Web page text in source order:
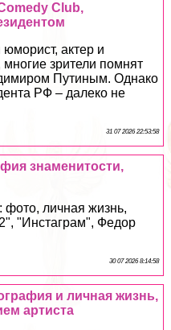
Club,
актер и
зрители помнят
Путиным. Однако
РФ – далеко не
31 07 2026 22:53:58
знаменитости,
личная жизнь,
"Инстаграм", Федор
30 07 2026 8:14:58
и личная жизнь,
артиста